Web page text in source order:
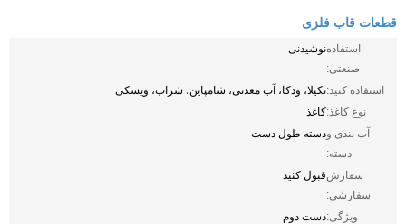
قطعات قاب فلزی
استفاده
صنعتی:
نوشیدنی
استفاده کنید:تکیلا، ودکا، آب معدنی، شامپاین، شراب، ویسکی
نوع کاغذ:کاغذ
آب بندی و
دسته:
دسته طول دست
سفارش
سفارشی:
قبول کنید
ویژگی:دست دوم